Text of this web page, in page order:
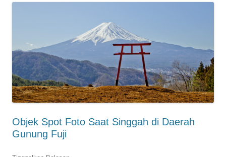
Objek Spot Foto Saat Singgah di Daerah
Gunung Fuji